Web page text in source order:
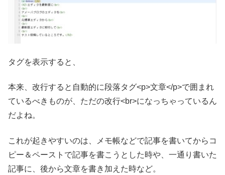
タグを表示すると、
本来、改行すると自動的に段落タグ<p>文章</p>で囲まれ
ているべきものが、ただの改行<br>になっちゃっているん
だよね。
これが起きやすいのは、メモ帳などで記事を書いてからコ
ピー＆ペーストで記事を書こうとした時や、一通り書いた
記事に、後から文章を書き加えた時など。